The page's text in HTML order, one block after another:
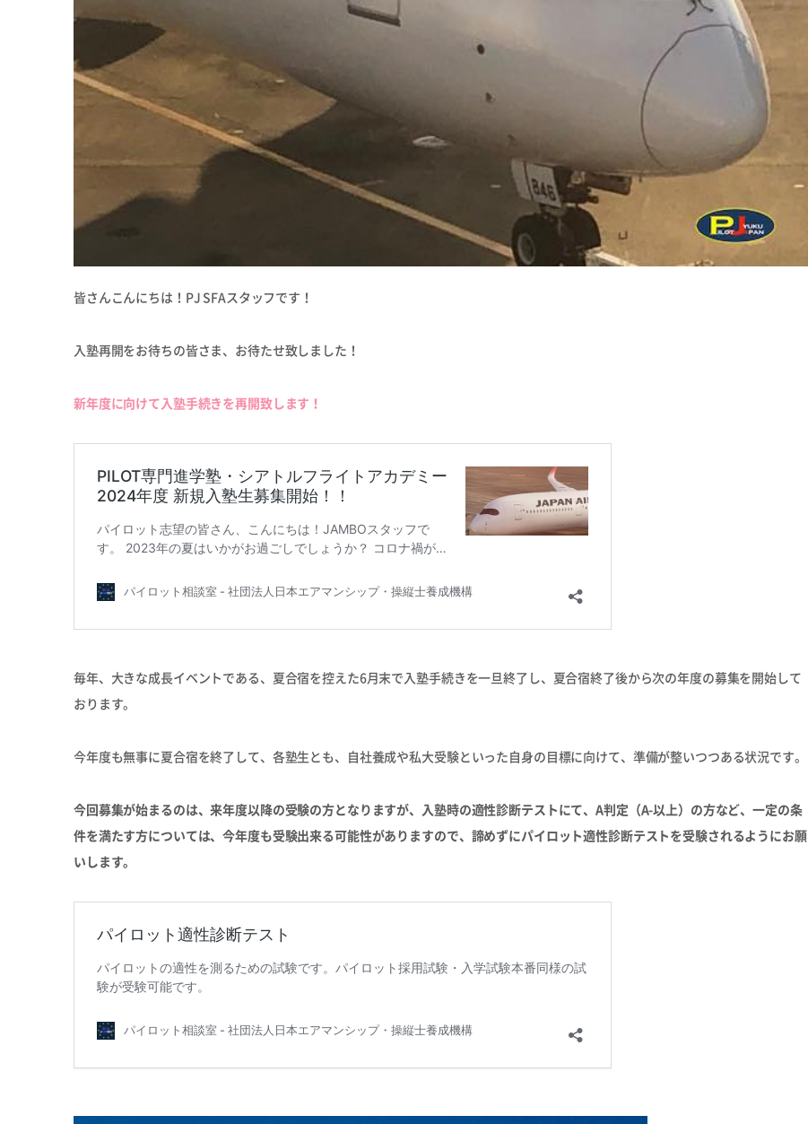
皆さんこんにちは！PJ SFAスタッフです！
入塾再開をお待ちの皆さま、お待たせ致しました！
新年度に向けて入塾手続きを再開致します！
毎年、大きな成長イベントである、夏合宿を控えた6月末で入塾手続きを一旦終了し、夏合宿終了後から次の年度の募集を開始して
おります。
今年度も無事に夏合宿を終了して、各塾生とも、自社養成や私大受験といった自身の目標に向けて、準備が整いつつある状況です。
今回募集が始まるのは、来年度以降の受験の方となりますが、入塾時の適性診断テストにて、A判定（A-以上）の方など、一定の条
件を満たす方については、今年度も受験出来る可能性がありますので、諦めずにパイロット適性診断テストを受験されるようにお願
いします。